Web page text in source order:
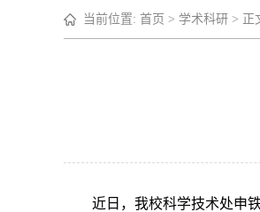
当前位置: 首页 > 学术科研 > 正
近日，我校科学技术处申